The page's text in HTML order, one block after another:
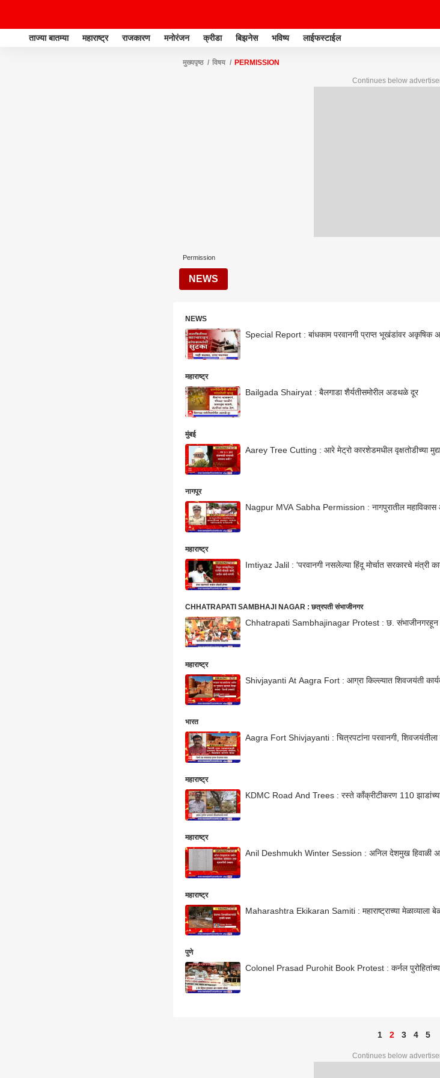
ताज्या बातम्या महाराष्ट्र राजकारण मनोरंजन क्रीडा बिझनेस भविष्य लाईफस्टाईल
मुख्यपृष्ठ विषय PERMISSION
Continues below
Permission
NEWS
NEWS
Special Report : बांधकाम परवानगी प्राप्त भूखंडांवर अकृषिक
महाराष्ट्र
Bailgada Shairyat : बैलगाडा शैर्यतीसमोरील अडथळे दूर
मुंबई
Aarey Tree Cutting : आरे मेट्रो कारशेडमधील वृक्षतोडीच्या
नागपूर
Nagpur MVA Sabha Permission : नागपुरातील महाविकास
महाराष्ट्र
Imtiyaz Jalil : 'परवानगी नसलेल्या हिंदू मोर्चात सरकारचे मंत्री
CHHATRAPATI SAMBHAJI NAGAR : छत्रपती संभाजीनगर
Chhatrapati Sambhajinagar Protest : छ. संभाजीनगरहून
महाराष्ट्र
Shivjayanti At Aagra Fort : आग्रा किल्ल्यात शिवजयंती
भारत
Aagra Fort Shivjayanti : चित्रपटांना परवानगी, शिवजयंतीला
महाराष्ट्र
KDMC Road And Trees : रस्ते काँक्रीटीकरण 110
महाराष्ट्र
Anil Deshmukh Winter Session : अनिल देशमुख हिवाळी
महाराष्ट्र
Maharashtra Ekikaran Samiti : महाराष्ट्राच्या मेळाव्याला
पुणे
Colonel Prasad Purohit Book Protest : कर्नल
1 2 3 4 5
Continues below